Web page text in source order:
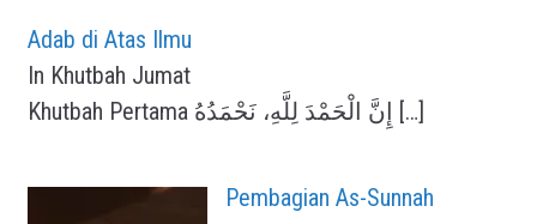
Adab di Atas Ilmu
In Khutbah Jumat
[…]
Pembagian As-Sunnah